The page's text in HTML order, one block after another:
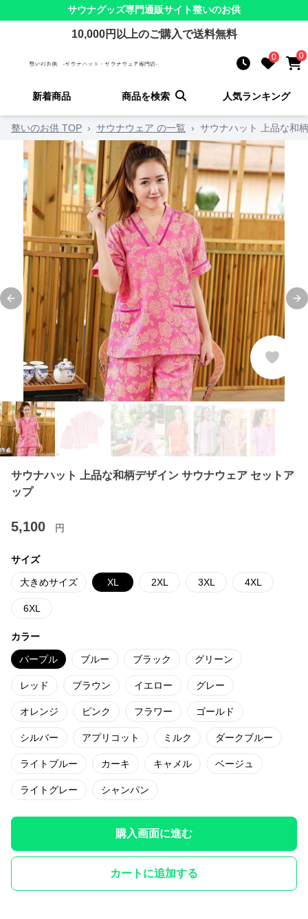
サウナグッズ専門通販サイト整いのお供
10,000円以上のご購入で送料無料
0 0
新着商品 商品を検索 人気ランキング
整いのお供 TOP › サウナウェア の一覧 › サウナハット 上品な和
Previous slide
サウナハット 上品な和柄デザイン サウナウェア セットア
ップ
5,100 円
サイズ
大きめサイズ XL 2XL 3XL 4XL
6XL
カラー
パープル ブルー ブラック グリーン
レッド ブラウン イエロー グレー
オレンジ ピンク フラワー ゴールド
シルバー アプリコット ミルク ダークブルー
ライトブルー カーキ キャメル ベージュ
ライトグレー シャンパン
購入画面に進む
カートに追加する